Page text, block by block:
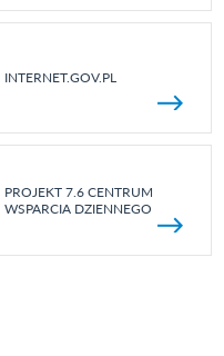
INTERNET.GOV.PL
PROJEKT 7.6 CENTRUM
WSPARCIA DZIENNEGO